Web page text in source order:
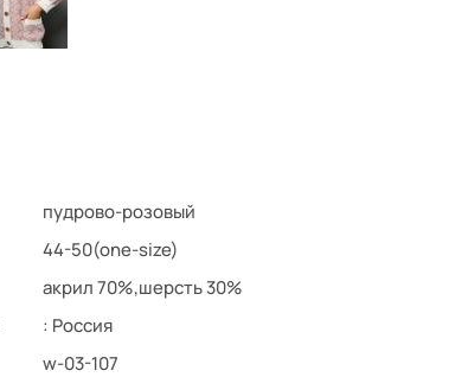
пудрово-розовый
44-50(one-size)
акрил 70%,шерсть 30%
: Россия
w-03-107